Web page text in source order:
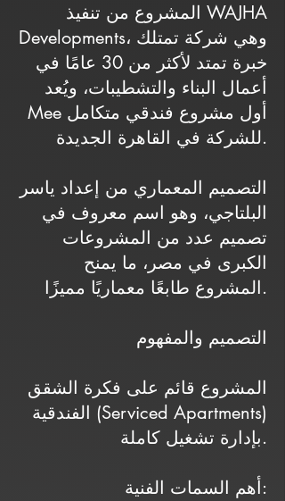
المشروع من تنفيذ WAJHA
Developments، وهي شركة تمتلك
خبرة تمتد لأكثر من 30 عامًا في
أعمال البناء والتشطيبات، ويُعد
Mee أول مشروع فندقي متكامل
للشركة في القاهرة الجديدة.
التصميم المعماري من إعداد ياسر
البلتاجي، وهو اسم معروف في
تصميم عدد من المشروعات
الكبرى في مصر، ما يمنح
المشروع طابعًا معماريًا مميزًا.
التصميم والمفهوم
المشروع قائم على فكرة الشقق
الفندقية (Serviced Apartments)
بإدارة تشغيل كاملة.
أهم السمات الفنية: